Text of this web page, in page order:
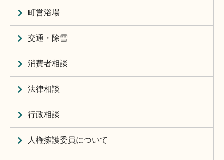
町営浴場
交通・除雪
消費者相談
法律相談
行政相談
人権擁護委員について